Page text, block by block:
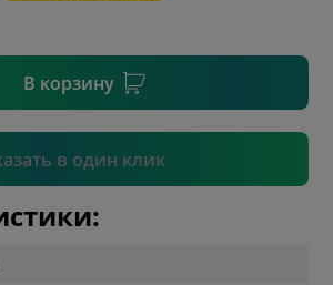
В корзину
в один клик
Подтвердить